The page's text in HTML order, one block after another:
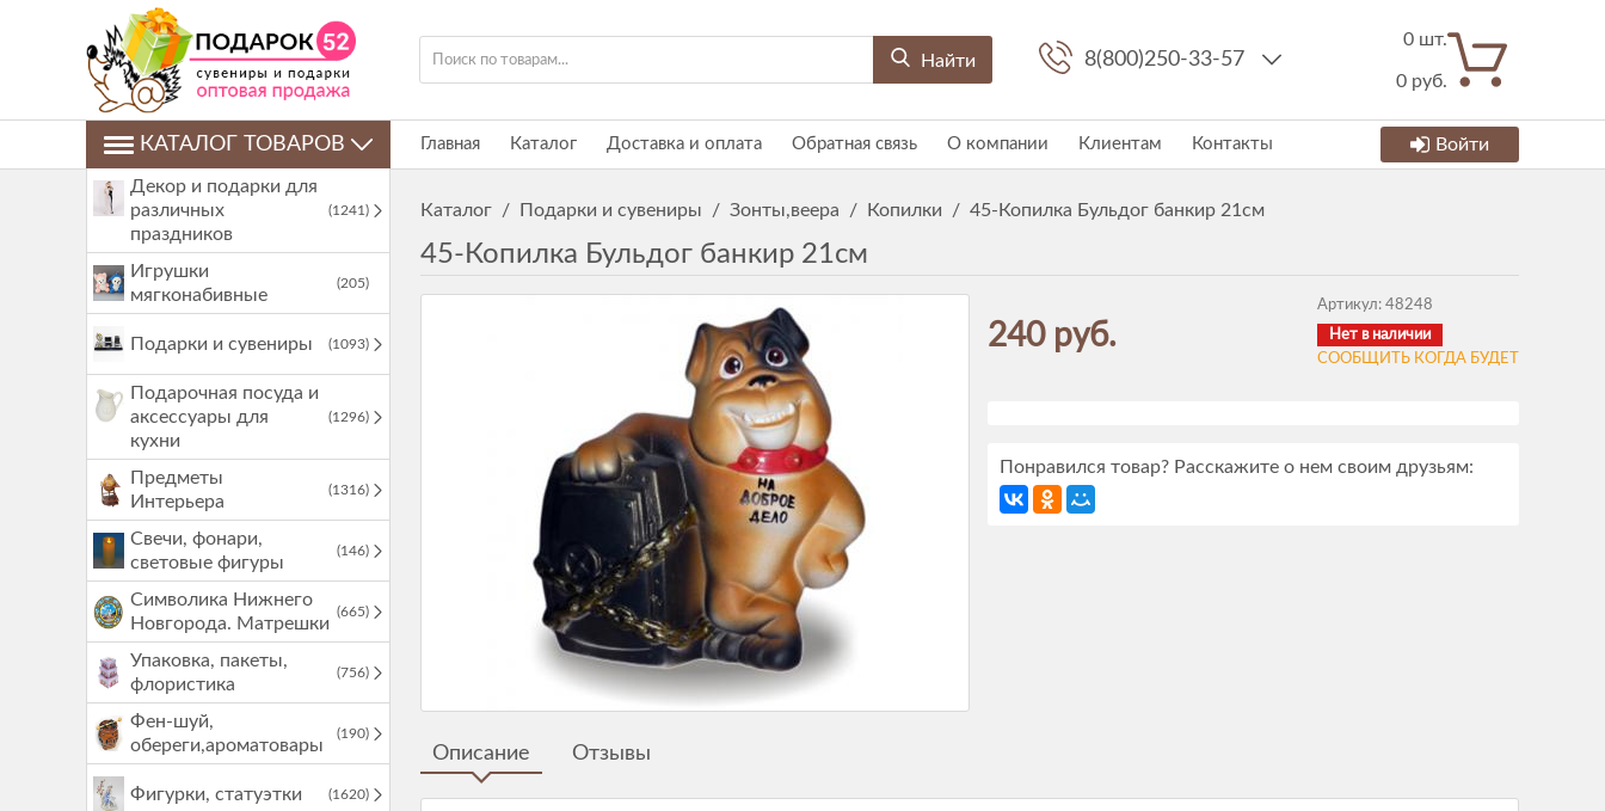
Найти 8(800)250-33-57
0 шт.
0 руб.
КАТАЛОГ ТОВАРОВ
Декор и подарки для
различных
праздников
(1241)
Игрушки
мягконабивные
(205)
Подарки и сувениры (1093)
Подарочная посуда и
аксессуары для
кухни
(1296)
Предметы
Интерьера
(1316)
Свечи, фонари,
световые фигуры
(146)
Символика Нижнего
Новгорода. Матрешки
(665)
Упаковка, пакеты,
флористика
(756)
Фен-шуй,
обереги,ароматовары
(190)
Фигурки, статуэтки (1620)
Главная Каталог Доставка и оплата Обратная связь О компании Клиентам Контакты Войти
Каталог / Подарки и сувениры / Зонты,веера / Копилки / 45-Копилка Бульдог банкир 21см
45-Копилка Бульдог банкир 21см
240 руб.
Артикул: 48248
Нет в наличии
СООБЩИТЬ КОГДА БУДЕТ
Понравился товар? Расскажите о нем своим друзьям:
Описание Отзывы